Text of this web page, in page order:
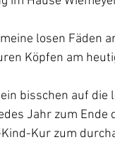
losen Fäden
Köpfen am
bisschen auf
Jahr zum
Kur zum